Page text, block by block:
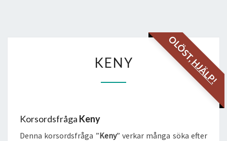
OLÖST,
HJÄLP!
KENY
Korsordsfråga Keny
Denna korsordsfråga ”Keny” verkar många söka efter